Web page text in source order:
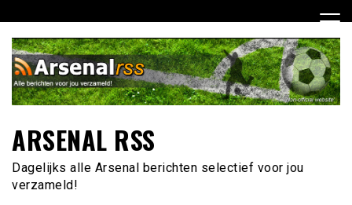
naar
inhoud
ARSENAL RSS
Dagelijks alle Arsenal berichten selectief voor jou
verzameld!